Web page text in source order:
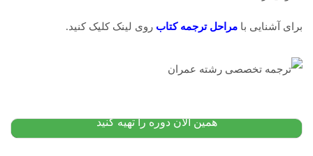
برای آشنایی با مراحل ترجمه کتاب روی لینک کلیک کنید.
پکیج آموزش زبان اسپانیایی: از مبتدی
همین الان دوره را تهیه کنید